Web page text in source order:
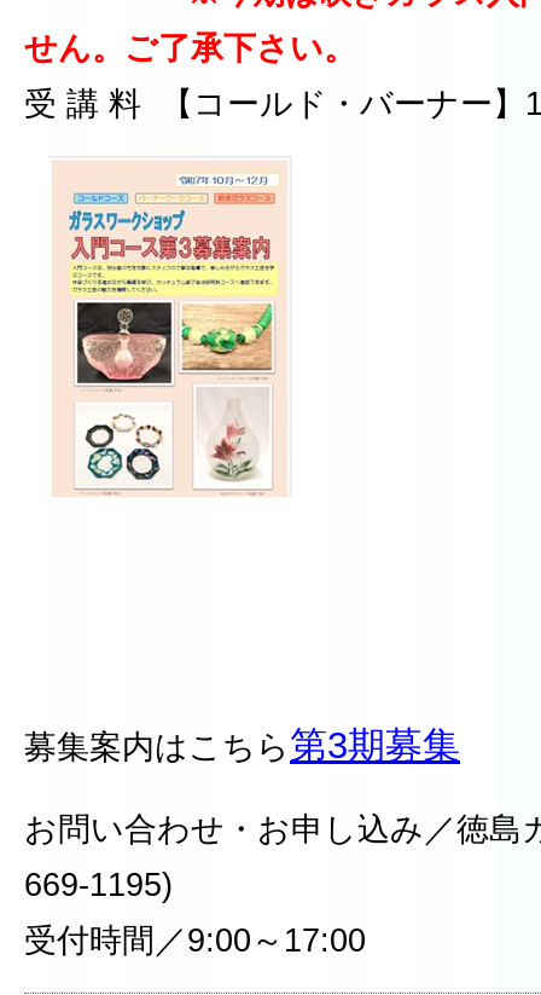
せん。ご了承下さい。
受 講 料 【コールド・バーナー】
募集案内はこちら第3期募集
お問い合わせ・お申し込み／徳島
669-1195)
受付時間／9:00～17:00